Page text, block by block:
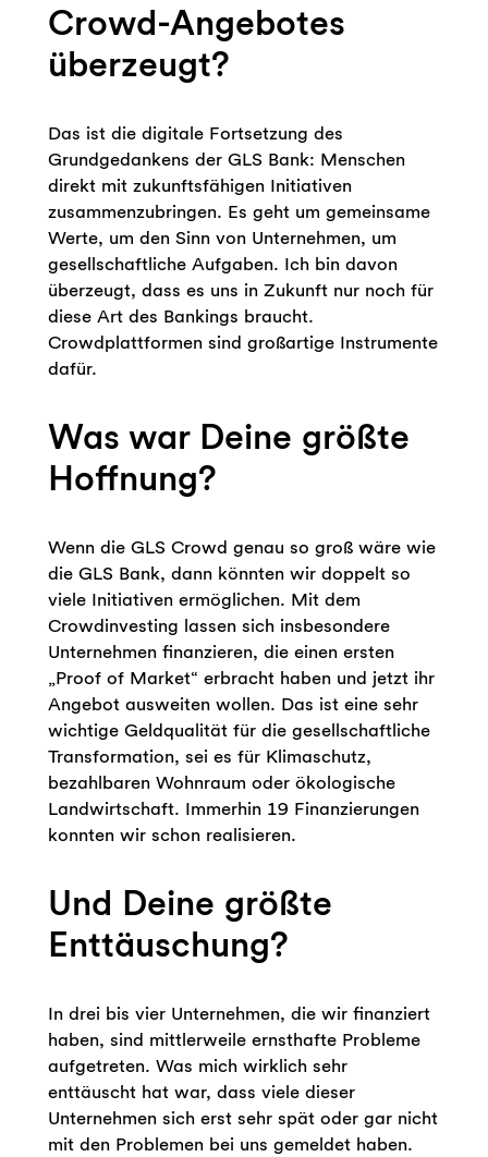
Crowd-Angebotes
überzeugt?
Das ist die digitale Fortsetzung des
Grundgedankens der GLS Bank: Menschen
direkt mit zukunftsfähigen Initiativen
zusammenzubringen. Es geht um gemeinsame
Werte, um den Sinn von Unternehmen, um
gesellschaftliche Aufgaben. Ich bin davon
überzeugt, dass es uns in Zukunft nur noch für
diese Art des Bankings braucht.
Crowdplattformen sind großartige Instrumente
dafür.
Was war Deine größte
Hoffnung?
Wenn die GLS Crowd genau so groß wäre wie
die GLS Bank, dann könnten wir doppelt so
viele Initiativen ermöglichen. Mit dem
Crowdinvesting lassen sich insbesondere
Unternehmen finanzieren, die einen ersten
„Proof of Market“ erbracht haben und jetzt ihr
Angebot ausweiten wollen. Das ist eine sehr
wichtige Geldqualität für die gesellschaftliche
Transformation, sei es für Klimaschutz,
bezahlbaren Wohnraum oder ökologische
Landwirtschaft. Immerhin 19 Finanzierungen
konnten wir schon realisieren.
Und Deine größte
Enttäuschung?
In drei bis vier Unternehmen, die wir finanziert
haben, sind mittlerweile ernsthafte Probleme
aufgetreten. Was mich wirklich sehr
enttäuscht hat war, dass viele dieser
Unternehmen sich erst sehr spät oder gar nicht
mit den Problemen bei uns gemeldet haben.